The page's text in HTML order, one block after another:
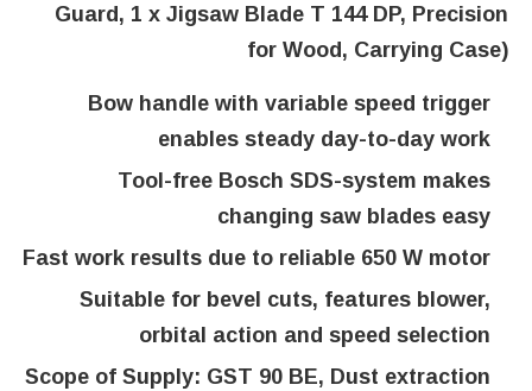
Guard, 1 x Jigsaw Blade T 144 DP, Precision
for Wood, Carrying Case)
Bow handle with variable speed trigger
enables steady day-to-day work
Tool-free Bosch SDS-system makes
changing saw blades easy
Fast work results due to reliable 650 W motor
Suitable for bevel cuts, features blower,
orbital action and speed selection
Scope of Supply: GST 90 BE, Dust extraction